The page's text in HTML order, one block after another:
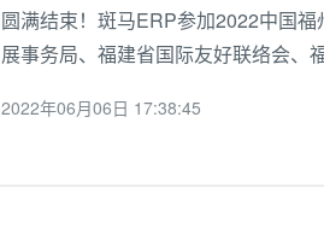
圆满结束！斑马ERP参加2022中国
展事务局、福建省国际友好联络会、
在链接跨境全流域，共建电商新生态，
2022年06月06日 17:38:45